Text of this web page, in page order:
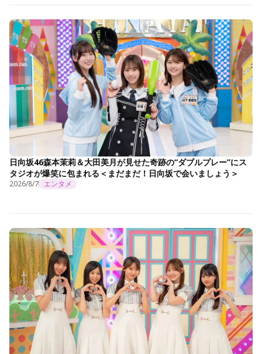
日向坂46森本茉莉＆大田美月が見せた奇跡の“ダブルプレー”にス
タジオが爆笑に包まれる＜まだまだ！日向坂で会いましょう＞
2026/8/7 エンタメ